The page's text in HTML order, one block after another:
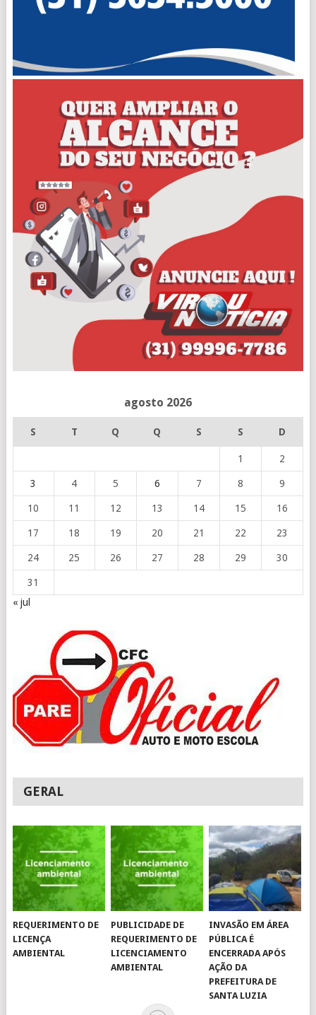
agosto 2026
S T Q Q S S D
1 2
3 4 5 6 7 8 9
10 11 12 13 14 15 16
17 18 19 20 21 22 23
24 25 26 27 28 29 30
31
« jul
GERAL
REQUERIMENTO DE
LICENÇA
AMBIENTAL
PUBLICIDADE DE
REQUERIMENTO DE
LICENCIAMENTO
AMBIENTAL
INVASÃO EM ÁREA
PÚBLICA É
ENCERRADA APÓS
AÇÃO DA
PREFEITURA DE
SANTA LUZIA